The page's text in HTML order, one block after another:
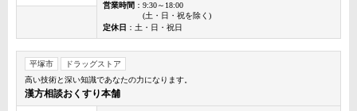
営業時間 ：9:30～18:00
(土・日・祝を除く)
定休日 ：土・日・祝日
平塚市
ドラッグストア
高い技術と深い知識であなたの力になります。
漢方相談おくすり本舗